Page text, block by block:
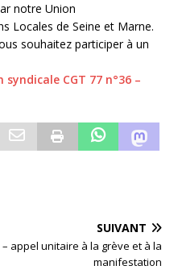
notre Union
Locales de Seine et Marne.
souhaitez participer à un
CGT 77 n°36 –
SUIVANT
appel unitaire à la grève et à la
manifestation